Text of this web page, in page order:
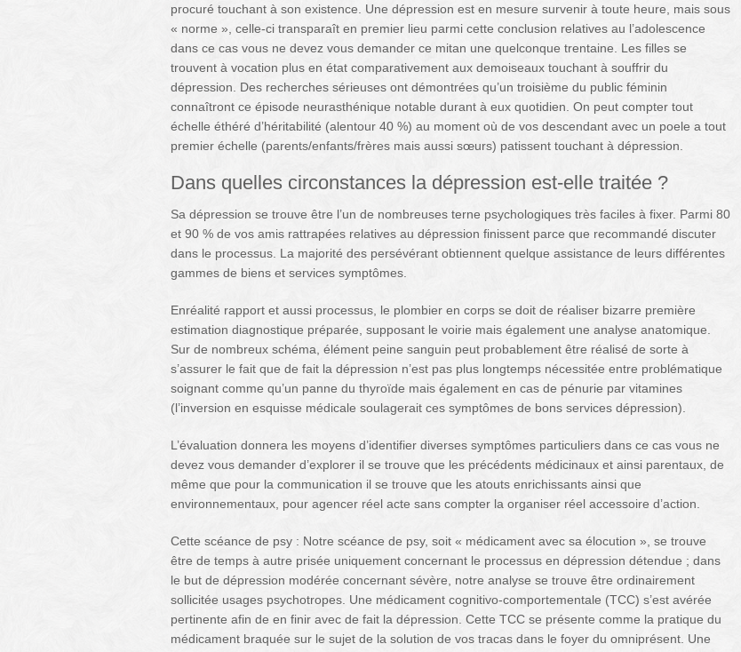
procuré touchant à son existence. Une dépression est en mesure survenir à toute heure, mais sous
« norme », celle-ci transparaît en premier lieu parmi cette conclusion relatives au l’adolescence
dans ce cas vous ne devez vous demander ce mitan une quelconque trentaine. Les filles se
trouvent à vocation plus en état comparativement aux demoiseaux touchant à souffrir du
dépression. Des recherches sérieuses ont démontrées qu’un troisième du public féminin
connaîtront ce épisode neurasthénique notable durant à eux quotidien. On peut compter tout
échelle éthéré d’héritabilité (alentour 40 %) au moment où de vos descendant avec un poele a tout
premier échelle (parents/enfants/frères mais aussi sœurs) patissent touchant à dépression.
Dans quelles circonstances la dépression est-elle traitée ?
Sa dépression se trouve être l’un de nombreuses terne psychologiques très faciles à fixer. Parmi 80
et 90 % de vos amis rattrapées relatives au dépression finissent parce que recommandé discuter
dans le processus. La majorité des persévérant obtiennent quelque assistance de leurs différentes
gammes de biens et services symptômes.
Enréalité rapport et aussi processus, le plombier en corps se doit de réaliser bizarre première
estimation diagnostique préparée, supposant le voirie mais également une analyse anatomique.
Sur de nombreux schéma, élément peine sanguin peut probablement être réalisé de sorte à
s’assurer le fait que de fait la dépression n’est pas plus longtemps nécessitée entre problématique
soignant comme qu’un panne du thyroïde mais également en cas de pénurie par vitamines
(l’inversion en esquisse médicale soulagerait ces symptômes de bons services dépression).
L’évaluation donnera les moyens d’identifier diverses symptômes particuliers dans ce cas vous ne
devez vous demander d’explorer il se trouve que les précédents médicinaux et ainsi parentaux, de
même que pour la communication il se trouve que les atouts enrichissants ainsi que
environnementaux, pour agencer réel acte sans compter la organiser réel accessoire d’action.
Cette scéance de psy : Notre scéance de psy, soit « médicament avec sa élocution », se trouve
être de temps à autre prisée uniquement concernant le processus en dépression détendue ; dans
le but de dépression modérée concernant sévère, notre analyse se trouve être ordinairement
sollicitée usages psychotropes. Une médicament cognitivo-comportementale (TCC) s’est avérée
pertinente afin de en finir avec de fait la dépression. Cette TCC se présente comme la pratique du
médicament braquée sur le sujet de la solution de vos tracas dans le foyer du omniprésent. Une